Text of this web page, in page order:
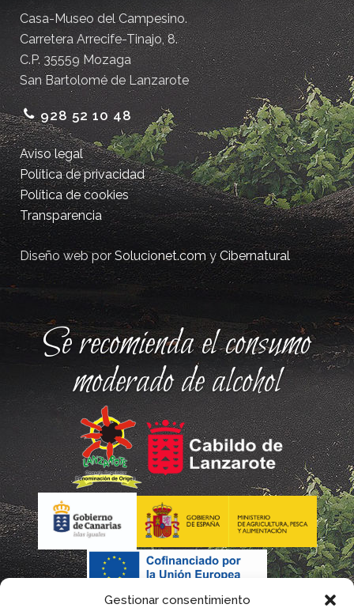
Gestionar consentimiento
Casa-Museo del Campesino.
Carretera Arrecife-Tinajo, 8.
C.P. 35559 Mozaga
San Bartolomé de Lanzarote
928 52 10 48
Aviso legal
Política de privacidad
Política de cookies
Transparencia
Diseño web porSolucionet.comyCibernatural
Se recomienda el consumo
moderado de alcohol